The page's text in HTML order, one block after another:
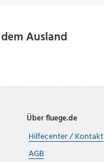
Ausland